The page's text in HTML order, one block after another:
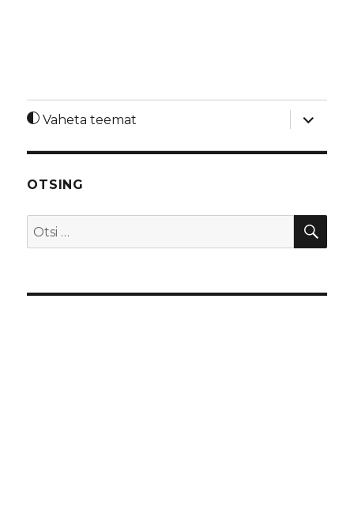
Vaheta teemat
laienda
OTSING
Otsi: